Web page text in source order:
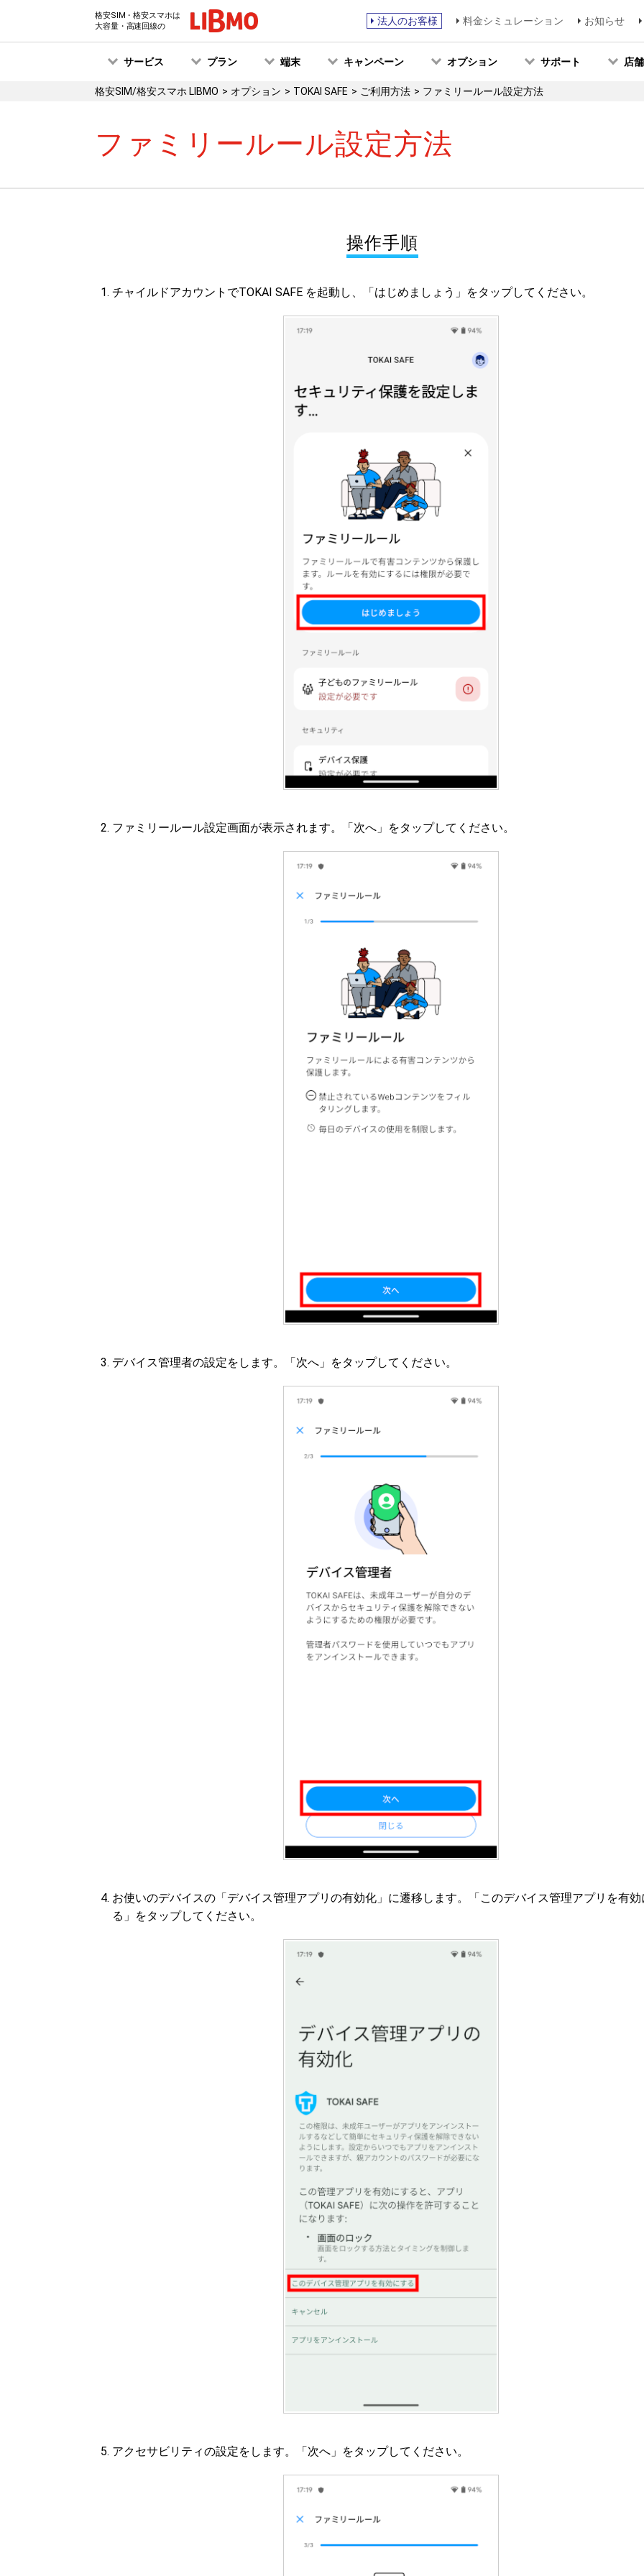
格安SIM・格安スマホは
大容量・高速回線の
法人のお客様 料金シミュレーション お知らせ
サービス プラン 端末 キャンペーン オプション サポート 店舗
格安SIM/格安スマホ LIBMO オプション TOKAI SAFE ご利用方法 ファミリールール設定方法
ファミリールール設定方法
操作手順
チャイルドアカウントでTOKAI SAFE を起動し、「はじめましょう」をタップしてください。
ファミリールール設定画面が表示されます。「次へ」をタップしてください。
デバイス管理者の設定をします。「次へ」をタップしてください。
お使いのデバイスの「デバイス管理アプリの有効化」に遷移します。「このデバイス管理アプリを有効
る」をタップしてください。
アクセサビリティの設定をします。「次へ」をタップしてください。